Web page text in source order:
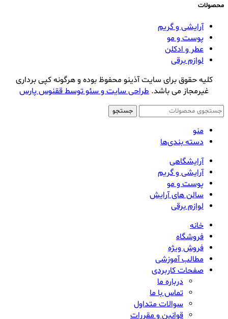
محصولات
آرایشی و گریم
پوست و مو
عطر و ادکلن
لوازم برقی
کلیه حقوق برای سایت آذینو محفوظ بوده و هرگونه کپی برداری
غیرمجاز می باشد. طراحی سایت و سئو توسط ققنوس پارس
جستجو
منو
دسته بندی‌ها
آرایشگاهی
آرایشی و گریم
پوست و مو
سالن های آرایش
لوازم برقی
خانه
فروشگاه
فروش ویژه
مطالب آموزشی
صفحات کاربردی
درباره ما
تماس با ما
سوالات متداول
قوانین و مقررات